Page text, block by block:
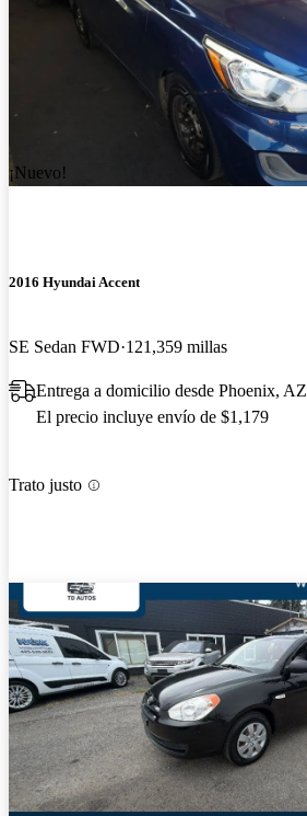
¡Nuevo!
2016 Hyundai Accent
SE Sedan FWD 121,359 millas
Entrega a domicilio desde Phoenix, AZ
El precio incluye envío de $1,179
Trato justo